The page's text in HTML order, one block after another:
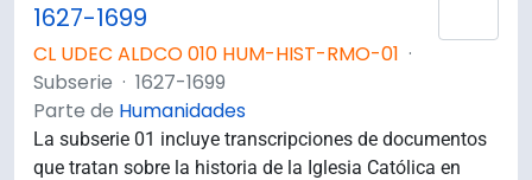
1627-1699
CL UDEC ALDCO 010 HUM-HIST-RMO-01 ·
Subserie · 1627-1699
Parte de Humanidades
La subserie 01 incluye transcripciones de documentos
que tratan sobre la historia de la Iglesia Católica en